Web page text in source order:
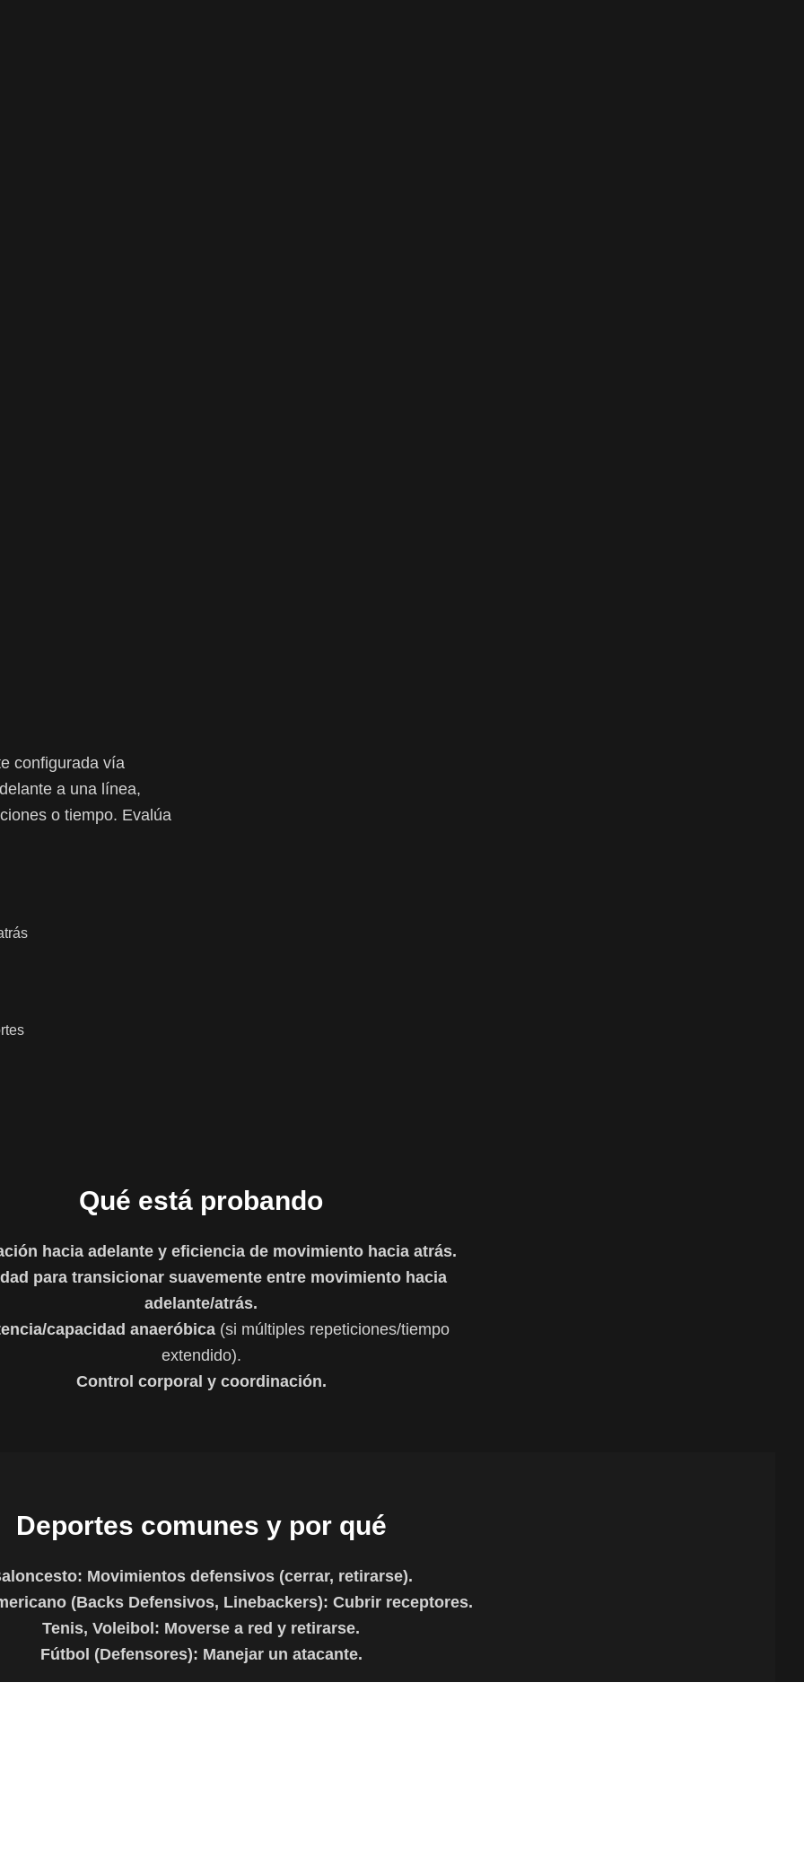
configurada vía
a una línea,
o tiempo. Evalúa
Qué está probando
hacia adelante y eficiencia de movimiento hacia atrás.
para transicionar suavemente entre movimiento hacia
adelante/atrás.
capacidad anaeróbica (si múltiples repeticiones/tiempo
extendido).
Control corporal y coordinación.
Deportes comunes y por qué
Movimientos defensivos (cerrar, retirarse).
(Backs Defensivos, Linebackers): Cubrir receptores.
Tenis, Voleibol: Moverse a red y retirarse.
Fútbol (Defensores): Manejar un atacante.